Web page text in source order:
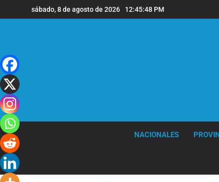
al
sábado, 8 de agosto de 2026 12:45:49 PM
NACIONALES